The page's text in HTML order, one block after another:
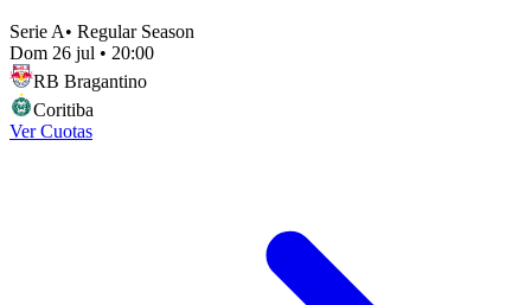
Serie A• Regular Season
Dom 26 jul • 20:00
RB Bragantino
Coritiba
Ver Cuotas